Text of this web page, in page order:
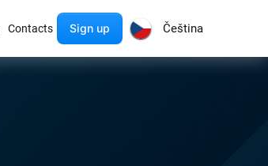
Contacts Sign up Čeština